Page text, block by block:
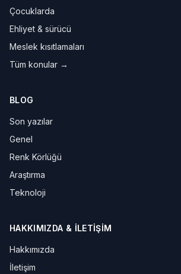
Çocuklarda
Ehliyet & sürücü
Meslek kısıtlamaları
Tüm konular →
BLOG
Son yazılar
Genel
Renk Körlüğü
Araştırma
Teknoloji
HAKKIMIZDA & İLETIŞIM
Hakkımızda
İletişim